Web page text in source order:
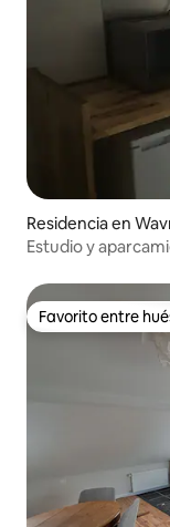
Residencia en
Estudio y
Favorito entre
Favorito entre